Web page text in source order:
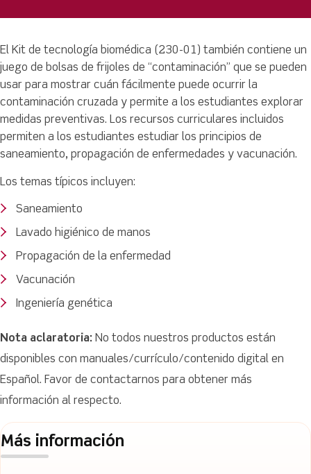
El Kit de tecnología biomédica (230-01) también contiene un
juego de bolsas de frijoles de “contaminación” que se pueden
usar para mostrar cuán fácilmente puede ocurrir la
contaminación cruzada y permite a los estudiantes explorar
medidas preventivas. Los recursos curriculares incluidos
permiten a los estudiantes estudiar los principios de
saneamiento, propagación de enfermedades y vacunación.
Los temas típicos incluyen:
Saneamiento
Lavado higiénico de manos
Propagación de la enfermedad
Vacunación
Ingeniería genética
Nota aclaratoria: No todos nuestros productos están
disponibles con manuales/currículo/contenido digital en
Español. Favor de contactarnos para obtener más
información al respecto.
Más información